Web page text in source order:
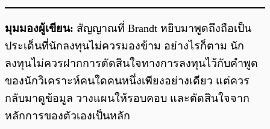
มุมมองผู้เขียน: สัญญาณที่ Brandt หยิบมาพูดถึงถือเป็น
ประเด็นที่นักลงทุนไม่ควรมองข้าม อย่างไรก็ตาม นัก
ลงทุนไม่ควรฝากการตัดสินใจทางการลงทุนไว้กับคำพูด
ของนักวิเคราะห์คนใดคนหนึ่งเพียงอย่างเดียว แต่ควร
กลับมาดูข้อมูล วางแผนให้รอบคอบ และตัดสินใจจาก
หลักการของตัวเองเป็นหลัก